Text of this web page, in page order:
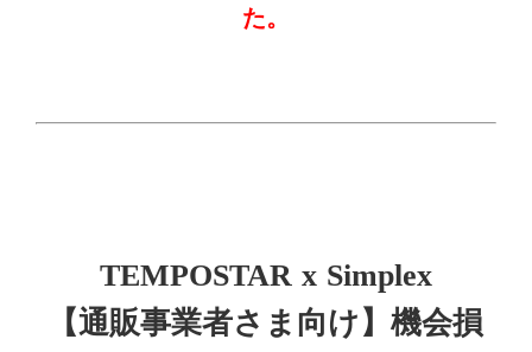
た。
TEMPOSTAR x Simplex
【通販事業者さま向け】機会損